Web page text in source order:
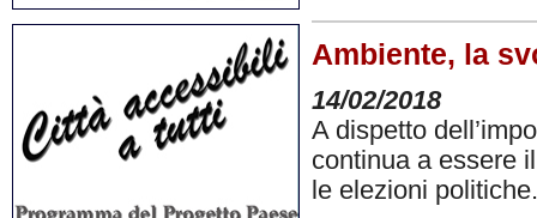
Ambiente, la
14/02/2018
A dispetto
continua a essere
le elezioni